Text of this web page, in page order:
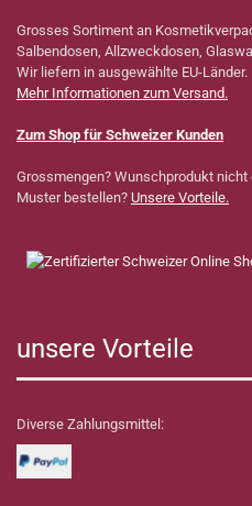
Grosses Sortiment an
Salbendosen, Allzweckdosen,
Wir liefern in ausgewählte EU-Länder.
Mehr Informationen zum Versand.
Zum Shop für Schweizer Kunden
Grossmengen? Wunschprodukt nicht
Muster bestellen? Unsere Vorteile.
unsere Vorteile
Diverse Zahlungsmittel: